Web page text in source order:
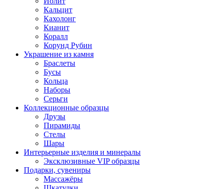
Кальцит
Кахолонг
Кианит
Коралл
Корунд Рубин
Украшение из камня
Браслеты
Бусы
Кольца
Наборы
Серьги
Коллекционные образцы
Друзы
Пирамиды
Стелы
Шары
Интерьерные изделия и минералы
Эксклюзивные VIP образцы
Подарки, сувениры
Массажёры